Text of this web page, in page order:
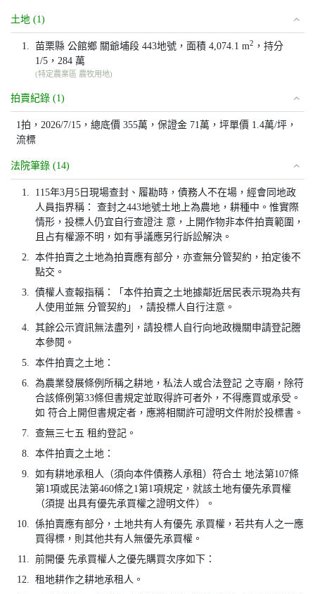
土地 (1)
1. 苗栗縣 公館鄉 關爺埔段 443地號，面積 4,074.1 m2 ，持分
1/5，284 萬
(特定農業區 農牧用地)
拍賣紀錄 (1)
1拍，2026/7/15，總底價 355萬，保證金 71萬，坪單價 1.4萬/坪，
流標
法院筆錄 (14)
1.
115年3月5日現場查封、履勘時，債務人不在場，經會同地政
人員指界稱： 查封之443地號土地上為農地，耕種中。惟實際
情形，投標人仍宜自行查證注 意，上開作物非本件拍賣範圍，
且占有權源不明，如有爭議應另行訴訟解決。
2. 本件拍賣之土地為拍賣應有部分，亦查無分管契約，拍定後不
點交。
3. 債權人查報指稱：「本件拍賣之土地據鄰近居民表示現為共有
人使用並無 分管契約」，請投標人自行注意。
4. 其餘公示資訊無法盡列，請投標人自行向地政機關申請登記謄
本參閱。
5. 本件拍賣之土地：
6. 為農業發展條例所稱之耕地，私法人或合法登記 之寺廟，除符
合該條例第33條但書規定並取得許可者外，不得應買或承受。
如 符合上開但書規定者，應將相關許可證明文件附於投標書。
7. 查無三七五 租約登記。
8. 本件拍賣之土地：
9. 如有耕地承租人（須向本件債務人承租）符合土 地法第107條
第1項或民法第460條之1第1項規定，就該土地有優先承買權
（須提 出具有優先承買權之證明文件）。
10. 係拍賣應有部分，土地共有人有優先 承買權，若共有人之一應
買得標，則其他共有人無優先承買權。
11. 前開優 先承買權人之優先購買次序如下：
12. 租地耕作之耕地承租人。